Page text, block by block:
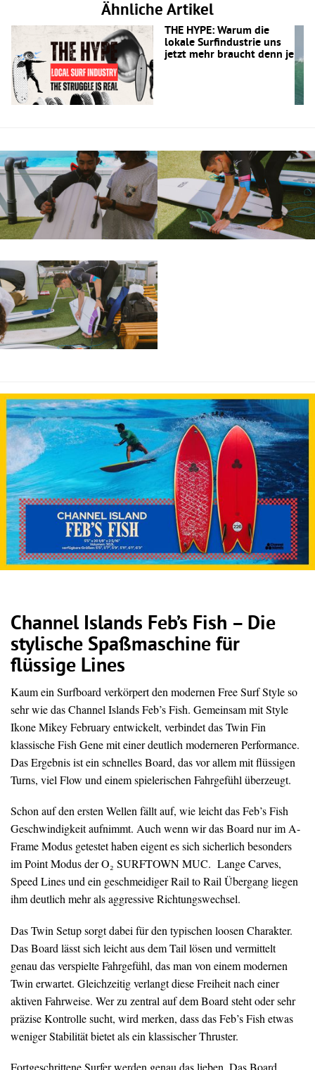
Ähnliche Artikel
THE HYPE: Warum die
lokale Surfindustrie uns
jetzt mehr braucht denn je
Channel Islands Feb’s Fish – Die
stylische Spaßmaschine für
flüssige Lines
Kaum ein Surfboard verkörpert den modernen Free Surf Style so
sehr wie das Channel Islands Feb’s Fish. Gemeinsam mit Style
Ikone Mikey February entwickelt, verbindet das Twin Fin
klassische Fish Gene mit einer deutlich moderneren Performance.
Das Ergebnis ist ein schnelles Board, das vor allem mit flüssigen
Turns, viel Flow und einem spielerischen Fahrgefühl überzeugt.
Schon auf den ersten Wellen fällt auf, wie leicht das Feb’s Fish
Geschwindigkeit aufnimmt. Auch wenn wir das Board nur im A-
Frame Modus getestet haben eigent es sich sicherlich besonders
im Point Modus der O₂ SURFTOWN MUC. Lange Carves,
Speed Lines und ein geschmeidiger Rail to Rail Übergang liegen
ihm deutlich mehr als aggressive Richtungswechsel.
Das Twin Setup sorgt dabei für den typischen loosen Charakter.
Das Board lässt sich leicht aus dem Tail lösen und vermittelt
genau das verspielte Fahrgefühl, das man von einem modernen
Twin erwartet. Gleichzeitig verlangt diese Freiheit nach einer
aktiven Fahrweise. Wer zu zentral auf dem Board steht oder sehr
präzise Kontrolle sucht, wird merken, dass das Feb’s Fish etwas
weniger Stabilität bietet als ein klassischer Thruster.
Fortgeschrittene Surfer werden genau das lieben. Das Board